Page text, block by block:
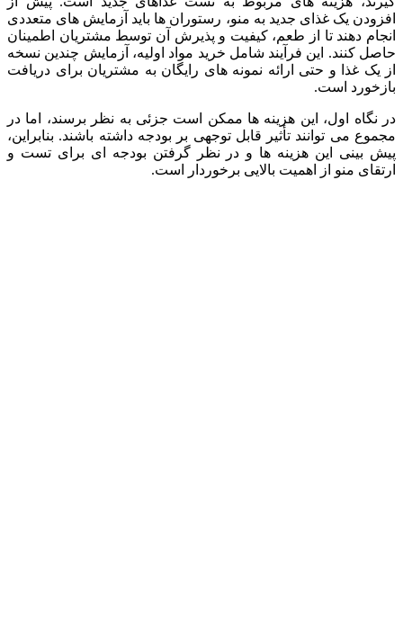
افزودن یک غذای جدید به منو، رستوران ها باید آزمایش های متعددی
انجام دهند تا از طعم، کیفیت و پذیرش آن توسط مشتریان اطمینان
حاصل کنند. این فرآیند شامل خرید مواد اولیه، آزمایش چندین نسخه
از یک غذا و حتی ارائه نمونه های رایگان به مشتریان برای دریافت
بازخورد است.
در نگاه اول، این هزینه ها ممکن است جزئی به نظر برسند، اما در
مجموع می توانند تأثیر قابل توجهی بر بودجه داشته باشند. بنابراین،
پیش بینی این هزینه ها و در نظر گرفتن بودجه ای برای تست و
ارتقای منو از اهمیت بالایی برخوردار است.